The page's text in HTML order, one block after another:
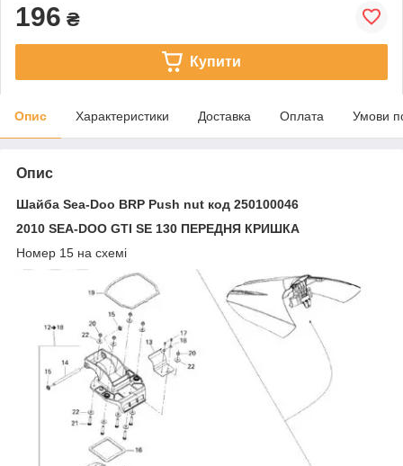
196 ₴
Купити
Опис Характеристики Доставка Оплата Умови
Опис
Шайба Sea-Doo BRP Push nut код 250100046
2010 SEA-DOO GTI SE 130 ПЕРЕДНЯ КРИШКА
Номер 15 на схемі